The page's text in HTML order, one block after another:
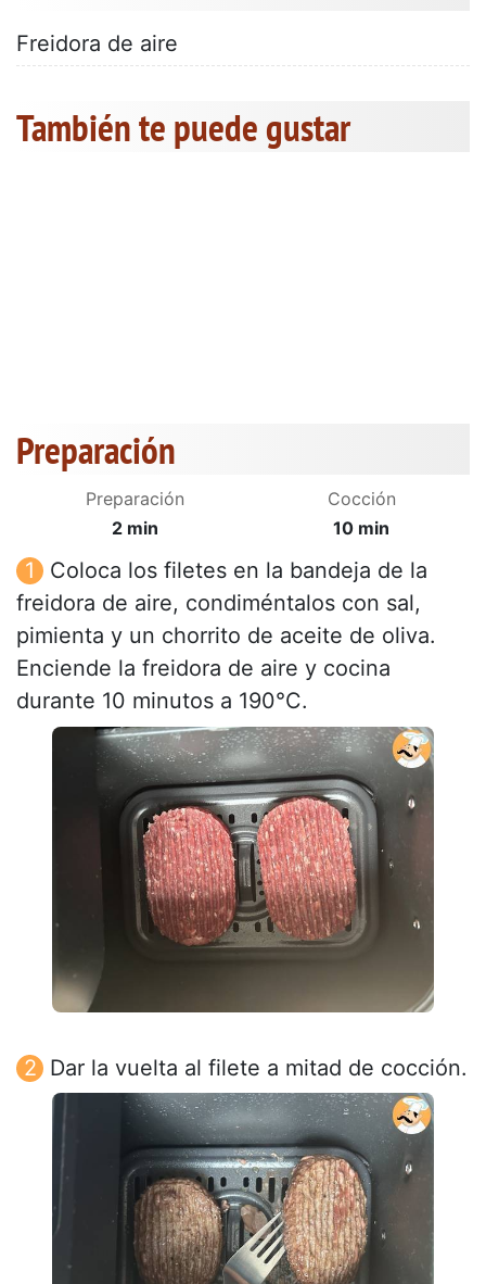
Freidora de aire
También te puede gustar
Preparación
Preparación
2 min
Cocción
10 min
Coloca los filetes en la bandeja de la
freidora de aire, condiméntalos con sal,
pimienta y un chorrito de aceite de oliva.
Enciende la freidora de aire y cocina
durante 10 minutos a 190°C.
Dar la vuelta al filete a mitad de cocción.